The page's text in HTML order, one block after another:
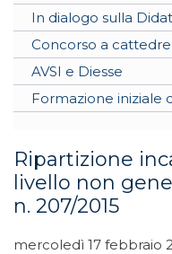
In dialogo sulla
Concorso a cattedre
AVSI e Diesse
Formazione iniziale
Ripartizione
livello non
n. 207/2015
mercoledì 17 febbraio